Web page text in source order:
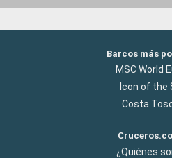
Barcos más
MSC World
Icon of the
Costa
¿Quiénes